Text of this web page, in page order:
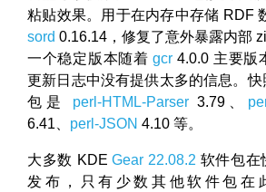
粘贴效果。用于在内存中存储 RDF
sord 0.16.14，修复了意外暴露内部
一个稳定版本随着gcr 4.0.0 主要版
更新日志中没有提供太多的信息。
包是 perl-HTML-Parser 3.79、
6.41、 perl-JSON 4.10 等。
大多数 KDEGear 22.08.2 软件包在
发布，只有少数其他软件包在